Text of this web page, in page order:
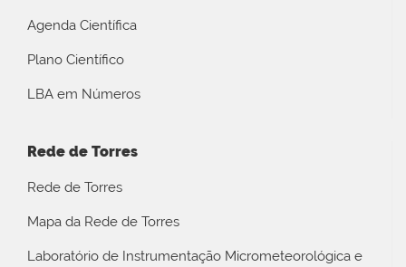
Agenda Científica
Plano Científico
LBA em Números
Rede de Torres
Rede de Torres
Mapa da Rede de Torres
Laboratório de Instrumentação Micrometeorológica e